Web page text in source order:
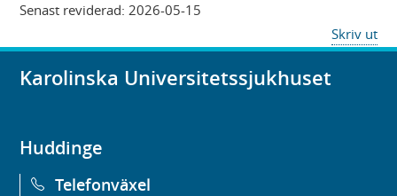
Senast reviderad:2026-05-15
Skriv ut
Karolinska Universitetssjukhuset
Huddinge
Telefonväxel